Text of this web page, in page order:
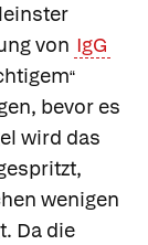
von IgG
“
bevor es
wird das
wenigen
Da die